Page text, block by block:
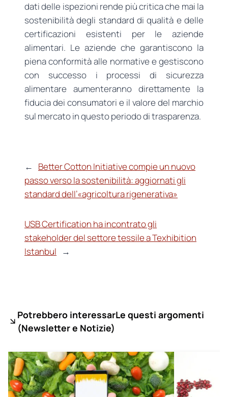
dati delle ispezioni rende più critica che mai la
sostenibilità degli standard di qualità e delle
certificazioni esistenti per le aziende
alimentari. Le aziende che garantiscono la
piena conformità alle normative e gestiscono
con successo i processi di sicurezza
alimentare aumenteranno direttamente la
fiducia dei consumatori e il valore del marchio
sul mercato in questo periodo di trasparenza.
←
Better Cotton Initiative compie un nuovo
passo verso la sostenibilità: aggiornati gli
standard dell’«agricoltura rigenerativa»
USB Certification ha incontrato gli
stakeholder del settore tessile a Texhibition
Istanbul
→
Potrebbero interessarLe questi argomenti
(Newsletter e Notizie)